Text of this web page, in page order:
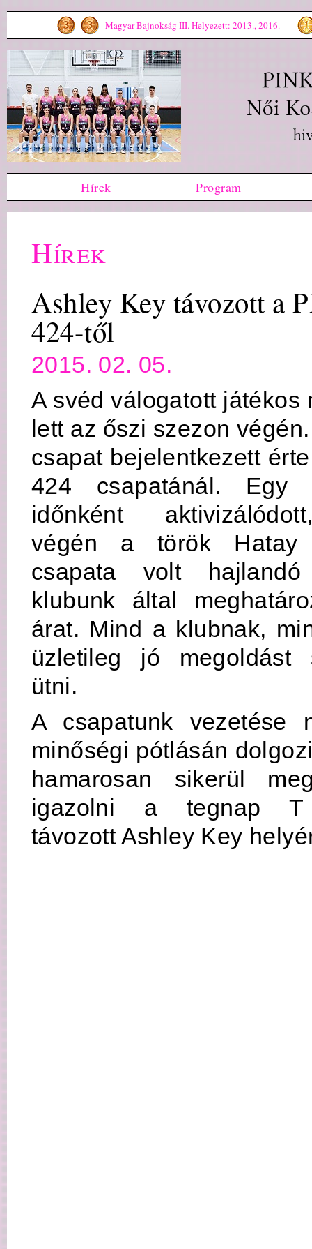
Magyar Bajnokság III. Helyezett: 2013., 2016.
Hírek Program
Hírek
Ashley Key távozott a
424-től
2015. 02. 05.
A svéd válogatott játékos
lett az őszi szezon
csapat bejelentkezett
424 csapatánál. Egy
időnként
végén a török Hatay
csapata volt
klubunk által
árat. Mind a klubnak,
üzletileg jó megoldást
ütni.
A csapatunk vezetése
minőségi pótlásán
hamarosan sikerül
igazolni a tegnap T
távozott Ashley Key